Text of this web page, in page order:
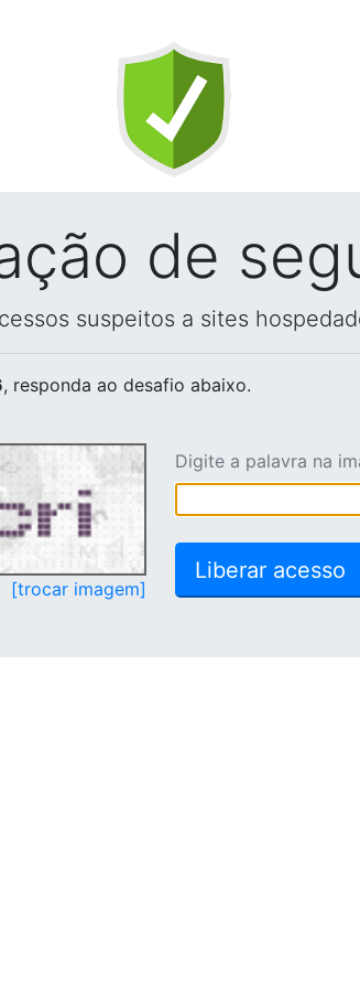
de
suspeitos a sites
, responda ao desafio abaixo.
[trocar imagem]
Digite a palavra na